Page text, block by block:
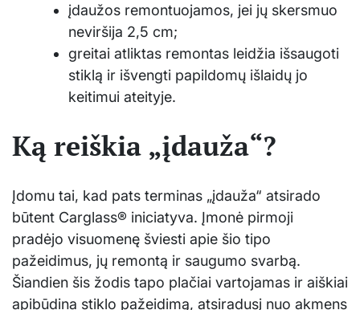
įdaužos remontuojamos, jei jų skersmuo
neviršija 2,5 cm;
greitai atliktas remontas leidžia išsaugoti
stiklą ir išvengti papildomų išlaidų jo
keitimui ateityje.
Ką reiškia „įdauža“?
Įdomu tai, kad pats terminas „įdauža“ atsirado
būtent Carglass® iniciatyva. Įmonė pirmoji
pradėjo visuomenę šviesti apie šio tipo
pažeidimus, jų remontą ir saugumo svarbą.
Šiandien šis žodis tapo plačiai vartojamas ir aiškiai
apibūdina stiklo pažeidimą, atsiradusį nuo akmens